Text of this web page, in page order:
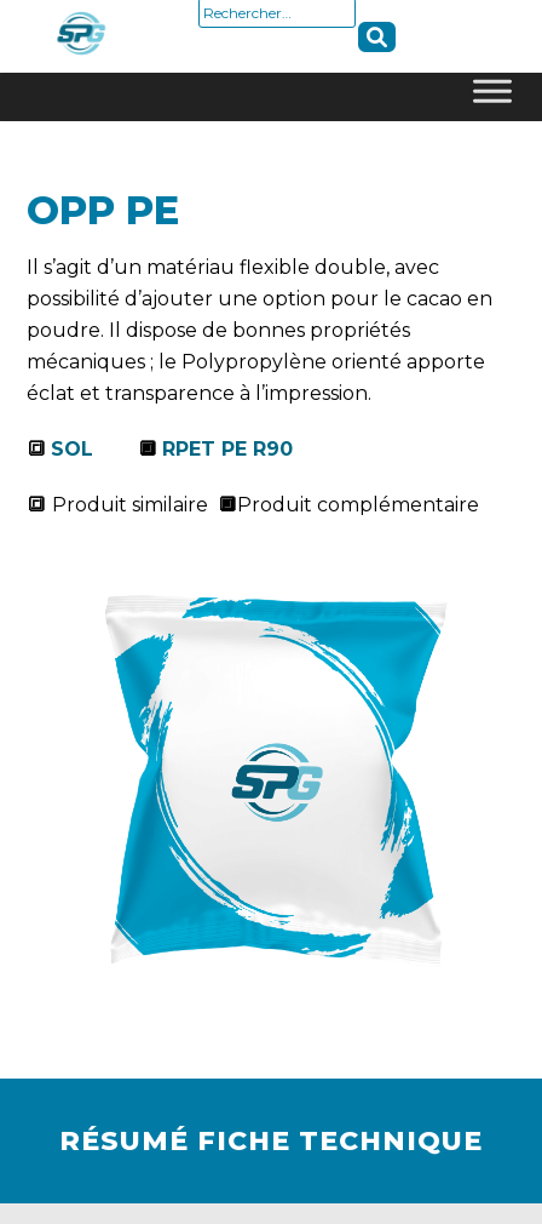
content
Rechercher :
OPP PE
Il s’agit d’un matériau flexible double, avec
possibilité d’ajouter une option pour le cacao en
poudre. Il dispose de bonnes propriétés
mécaniques ; le Polypropylène orienté apporte
éclat et transparence à l’impression.
🔳 SOL 🔲 RPET PE R90
🔳 Produit similaire 🔲Produit complémentaire
RÉSUMÉ FICHE TECHNIQUE